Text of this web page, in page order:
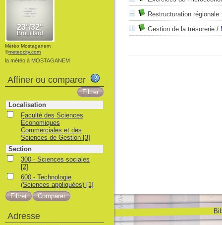
Restructuration
Gestion de la trésorerie /
Météo Mostaganem
©meteocity.com
la météo à MOSTAGANEM
Affiner ou comparer
Localisation
Faculté des Sciences
Économiques
Commerciales et des
Sciences de Gestion [3]
Section
300 - Sciences sociales
[2]
600 - Technologie
(Sciences appliquées) [1]
Adresse